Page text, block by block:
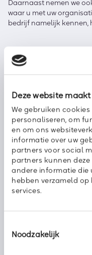
Deze website
We gebruiken
personaliseren, om
en om ons
informatie over uw
partners voor social
partners kunnen
andere informatie die
hebben verzameld
services.
Noodzakelijk
Daarnaast nemen we
waar u met uw
bedrijf namelijk kennen,
Contact
Wilt u meer weten over
graag over de
met KPN Zakelijk. Ook
oplossingen om zo op
manier te kunnen
Maak online een
Axoft begrijpt dat
vertrouwen op een
werkomgeving die zich